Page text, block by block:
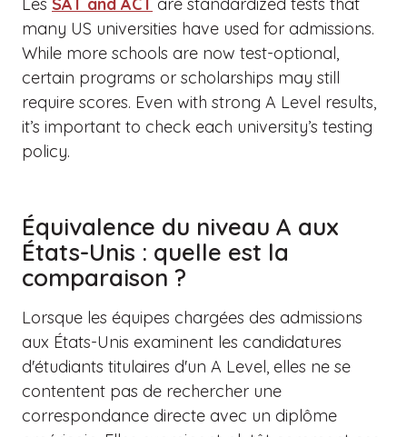
many US universities have used for admissions.
While more schools are now test-optional,
certain programs or scholarships may still
require scores. Even with strong A Level results,
it’s important to check each university’s testing
policy.
Équivalence du niveau A aux
États-Unis : quelle est la
comparaison ?
Lorsque les équipes chargées des admissions
aux États-Unis examinent les candidatures
d'étudiants titulaires d'un A Level, elles ne se
contentent pas de rechercher une
correspondance directe avec un diplôme